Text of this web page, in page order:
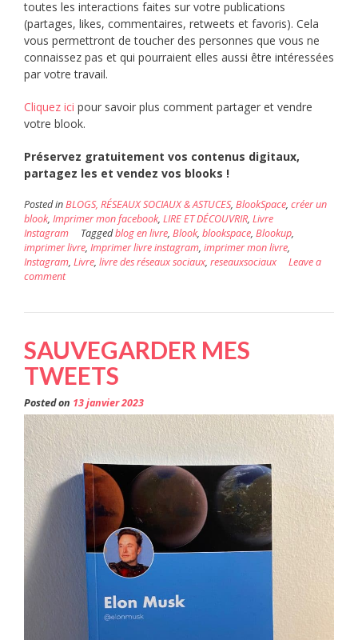
toutes les interactions faites sur votre publications
(partages, likes, commentaires, retweets et favoris). Cela
vous permettront de toucher des personnes que vous ne
connaissez pas et qui pourraient elles aussi être intéressées
par votre travail.
Cliquez ici pour savoir plus comment partager et vendre
votre blook.
Préservez gratuitement vos contenus digitaux,
partagez les et vendez vos blooks !
Posted inBLOGS, RÉSEAUX SOCIAUX & ASTUCES, BlookSpace, créer un
blook, Imprimer mon facebook, LIRE ET DÉCOUVRIR, Livre
Instagram
Taggedblog en livre, Blook, blookspace, Blookup,
imprimer livre, Imprimer livre instagram, imprimer mon livre,
Instagram, Livre, livre des réseaux sociaux, reseauxsociaux
Leave a
comment
SAUVEGARDER MES
TWEETS
Posted on 13 janvier 2023